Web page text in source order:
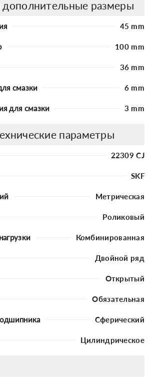
размеры
45 mm
100 mm
36 mm
смазки 6 mm
для смазки 3 mm
параметры
22309 CJ
SKF
Метрическая
Роликовый
Комбинированная
Двойной ряд
Открытый
Обязательная
Сферический
Цилиндрическое